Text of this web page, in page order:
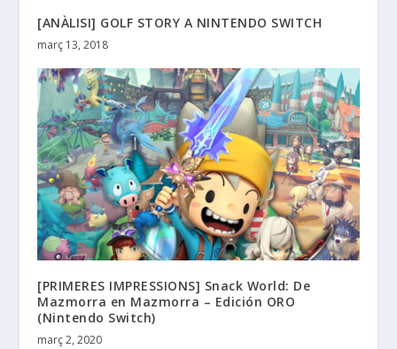
[ANÀLISI] GOLF STORY A NINTENDO SWITCH
març 13, 2018
[PRIMERES IMPRESSIONS] Snack World: De
Mazmorra en Mazmorra – Edición ORO
(Nintendo Switch)
març 2, 2020